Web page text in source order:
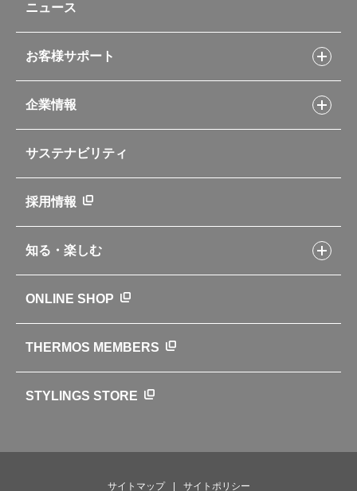
ポット・アイスペール
コーヒーメーカー
ソフトクーラー・バッグ
山専用ボトル
自転車専用ボトル
アパレル小物
業務用製品
新製品一覧
カタログ
フライパンレシピ
シャトルシェフレシピ
スープジャーレシピ
イージースモーカーレシピ
レシピ本のご紹介
ニュース
お客様サポート
交換用部品の購入方法
部品の種類や販売状況を調べる
よくあるご質問・お問い合わせ
企業情報
企業理念
会社概要
ニュース
世界のサーモス
サーモスの歴史
サステナビリティ
採用情報
知る・楽しむ
クラブサーモス
WEBマガジン
お弁当にエールを込めて
ONLINE SHOP
THERMOS MEMBERS
STYLINGS STORE
サイトマップ サイトポリシー